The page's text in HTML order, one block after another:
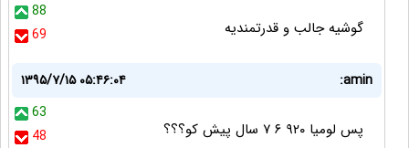
88
69
گوشیه جالب و قدرتمندیه
amin:
۱۳۹۵/۷/۱۵ ۰۵:۴۶:۰۴
63
48
پس لومیا ۹۲۰ ۶ ۷ سال پیش کو؟؟؟